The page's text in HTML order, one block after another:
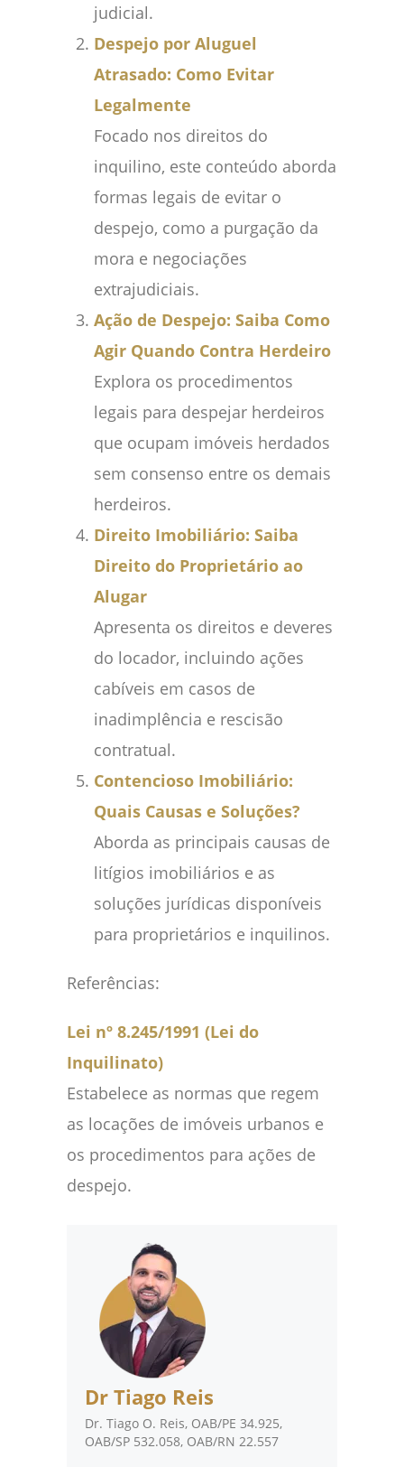
judicial.
Despejo por Aluguel
Atrasado: Como Evitar
Legalmente
Focado nos direitos do
inquilino, este conteúdo aborda
formas legais de evitar o
despejo, como a purgação da
mora e negociações
extrajudiciais.
Ação de Despejo: Saiba Como
Agir Quando Contra Herdeiro
Explora os procedimentos
legais para despejar herdeiros
que ocupam imóveis herdados
sem consenso entre os demais
herdeiros.
Direito Imobiliário: Saiba
Direito do Proprietário ao
Alugar
Apresenta os direitos e deveres
do locador, incluindo ações
cabíveis em casos de
inadimplência e rescisão
contratual.
Contencioso Imobiliário:
Quais Causas e Soluções?
Aborda as principais causas de
litígios imobiliários e as
soluções jurídicas disponíveis
para proprietários e inquilinos.
Referências:
Lei nº 8.245/1991 (Lei do
Inquilinato)
Estabelece as normas que regem
as locações de imóveis urbanos e
os procedimentos para ações de
despejo.
Dr Tiago Reis
Dr. Tiago O. Reis, OAB/PE 34.925,
OAB/SP 532.058, OAB/RN 22.557